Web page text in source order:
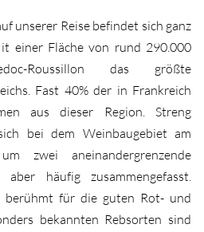
unserer Reise befindet sich ganz
einer Fläche von rund 290.000
Roussillon das größte
Fast 40% der in Frankreich
aus dieser Region. Streng
bei dem Weinbaugebiet am
zwei aneinandergrenzende
häufig zusammengefasst.
berühmt für die guten Rot- und
bekannten Rebsorten sind